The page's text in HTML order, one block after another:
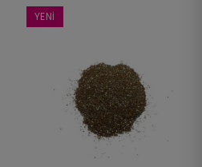
YENI